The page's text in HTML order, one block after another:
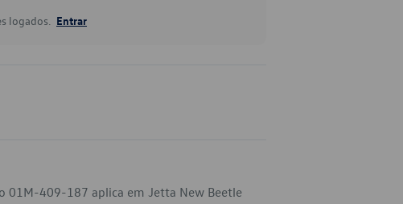
logados. Entrar
01M-409-187 aplica em Jetta New Beetle